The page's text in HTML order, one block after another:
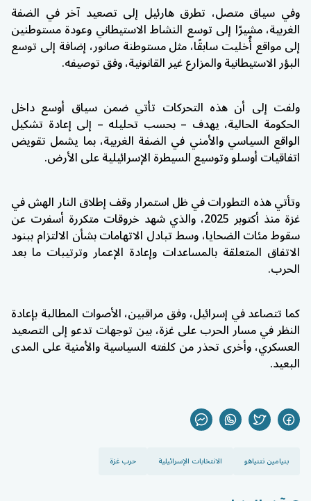
وفي سياق متصل، تطرق هارئيل إلى تصعيد آخر في الضفة
الغربية، مشيرًا إلى توسع النشاط الاستيطاني وعودة مستوطنين
إلى مواقع أُخليت سابقًا، مثل مستوطنة صانور، إضافة إلى توسع
البؤر الاستيطانية والمزارع غير القانونية، وفق توصيفه.
ولفت إلى أن هذه التحركات تأتي ضمن سياق أوسع داخل
الحكومة الحالية، يهدف – بحسب تحليله – إلى إعادة تشكيل
الواقع السياسي والأمني في الضفة الغربية، بما يشمل تقويض
اتفاقيات أوسلو وتوسيع السيطرة الإسرائيلية على الأرض.
وتأتي هذه التطورات في ظل استمرار وقف إطلاق النار الهش في
غزة منذ أكتوبر 2025، والذي شهد خروقات متكررة أسفرت عن
سقوط مئات الضحايا، وسط تبادل الاتهامات بشأن الالتزام ببنود
الاتفاق المتعلقة بالمساعدات وإعادة الإعمار وترتيبات ما بعد
الحرب.
كما تتصاعد في إسرائيل، وفق مراقبين، الأصوات المطالبة بإعادة
النظر في مسار الحرب على غزة، بين توجهات تدعو إلى التصعيد
العسكري، وأخرى تحذر من كلفته السياسية والأمنية على المدى
البعيد.
بنيامين نتنياهو الانتخابات الإسرائيلية حرب غزة